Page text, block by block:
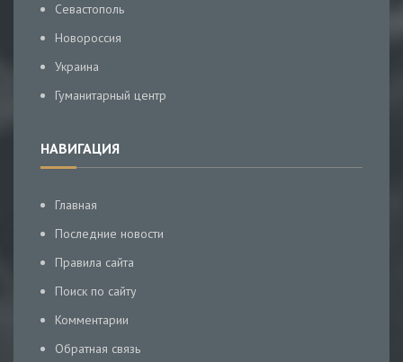
Севастополь
Новороссия
Украина
Гуманитарный центр
НАВИГАЦИЯ
Главная
Последние новости
Правила сайта
Поиск по сайту
Комментарии
Обратная связь